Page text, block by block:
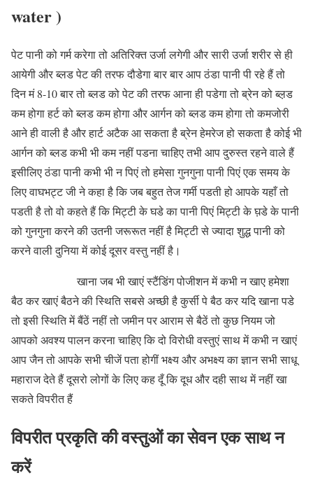
water )
पेट पानी को गर्म करेगा तो अतिरिक्त उर्जा लगेगी और सारी उर्जा शरीर से ही
आयेगी और ब्लड पेट की तरफ दौडेगा बार बार आप ठंडा पानी पी रहे हैं तो
दिन मं 8-10 बार तो ब्लड को पेट की तरफ आना ही पडेगा तो ब्रेन को ब्ल़ड
कम होगा हर्ट को ब्लड कम होगा और आर्गन को ब्लड कम होगा तो कमजोरी
आने ही वाली है और हार्ट अटैक आ सकता है ब्रेन हेमरेज हो सकता है कोई भी
आर्गन को ब्लड कभी भी कम नहीं पडना चाहिए तभी आप दुरुस्त रहने वाले हैं
इसीलिए ठंडा पानी कभी भी न पिएं तो हमेसा गुनगुना पानी पिएं एक समय के
लिए वाघभट्ट जी ने कहा है कि जब बहुत तेज गर्मी पडती हो आपके यहाँ तो
पडती है तो वो कहते हैं कि मिट्टी के घडे का पानी पिएं मिट्टी के घ़डे के पानी
को गुनगुना करने की उतनी जरूरूत नहीं है मिट्टी से ज्यादा शुद्ध पानी को
करने वाली दुनिया में कोई दूसर वस्तु नहीं है।
खाना जब भी खाएं स्टैंडिंग पोजीशन में कभी न खाए हमेशा
बैठ कर खाएं बैठने की स्थिति सबसे अच्छी है कुर्सी पे बैठ कर यदि खाना पडे
तो इसी स्थिति में बैंठें नहीं तो जमीन पर आराम से बैठें तो कुछ नियम जो
आपको अवश्य पालन करना चाहिए कि दो विरोधी वस्तुएं साथ में कभी न खाएं
आप जैन तो आपके सभी चीजें पता होगीं भक्ष्य और अभक्ष्य का ज्ञान सभी साधू
महाराज देते हैं दूसरो लोगों के लिए कह दूँ कि दूध और दही साथ में नहीं खा
सकते विपरीत हैं
विपरीत प्रकृति की वस्तुओं का सेवन एक साथ न
करें